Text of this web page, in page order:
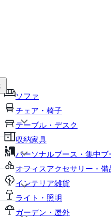
ソファ
チェア・椅子
テーブル・デスク
収納家具
パーソナルブース・集中ブ
オフィスアクセサリー・備
インテリア雑貨
ライト・照明
ガーデン・屋外
て、カートに追加できます